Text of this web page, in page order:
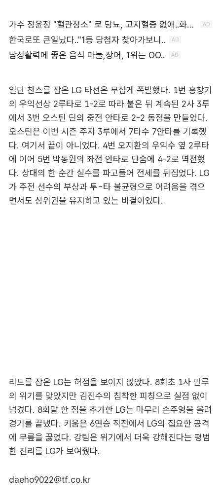
일단 찬스를 잡은 LG 타선은 무섭게 폭발했다. 1번 홍창기
의 우익선상 2루타로 1-2로 따라 붙은 뒤 계속된 2사 3루
에서 3번 오스틴 딘의 중전 안타로 2-2 동점을 만들었다.
오스틴은 이번 시즌 주자 3루에서 7타수 7안타를 기록했
다. 여기서 끝이 아니었다. 4번 오지환의 우익수 옆 2루타
에 이어 5번 박동원의 좌전 안타로 단숨에 4-2로 역전했
다. 상대의 한 순간 실수를 파고들어 전세를 뒤집었다. LG
가 주전 선수의 부상과 투-타 불균형으로 어려움을 겪으
면서도 상위권을 유지하고 있는 비결이었다.
리드를 잡은 LG는 허점을 보이지 않았다. 8회초 1사 만루
의 위기를 맞았지만 김진수의 침착한 피칭으로 실점 없이
넘겼다. 8회말 한 점을 추가한 LG는 마무리 손주영을 올려
경기를 끝냈다. 키움은 6연승 직전에서 LG의 집요한 공격
에 무릎을 꿇었다. 강팀은 위기에서 더욱 강해진다는 평범
한 진리를 LG가 보여줬다.
daeho9022@tf.co.kr